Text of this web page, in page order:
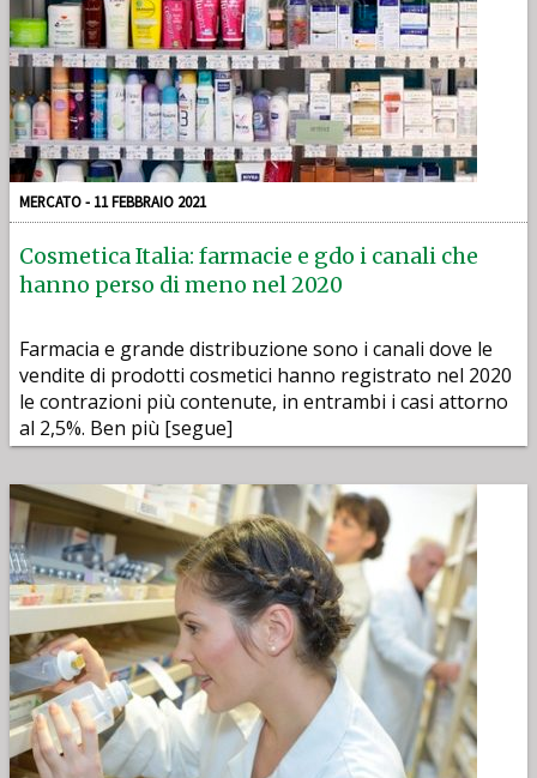
MERCATO - 11 FEBBRAIO 2021
Cosmetica Italia: farmacie e gdo i canali che
hanno perso di meno nel 2020
Farmacia e grande distribuzione sono i canali dove le
vendite di prodotti cosmetici hanno registrato nel 2020
le contrazioni più contenute, in entrambi i casi attorno
al 2,5%. Ben più [segue]